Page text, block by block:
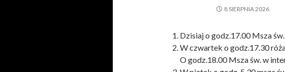
8 SIERPNIA 2026
Dzisiaj o godz.17.00 Msza św.
W czwartek o godz.17.30
O godz.18.00 Msza św. w